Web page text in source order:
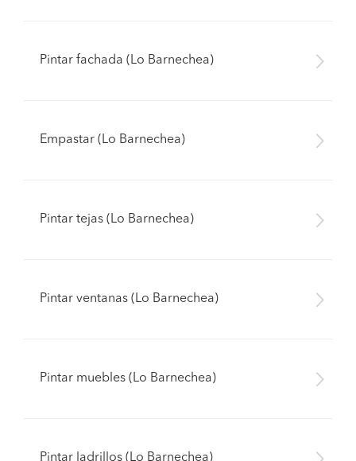
Pintar fachada (Lo Barnechea)
Empastar (Lo Barnechea)
Pintar tejas (Lo Barnechea)
Pintar ventanas (Lo Barnechea)
Pintar muebles (Lo Barnechea)
Pintar ladrillos (Lo Barnechea)